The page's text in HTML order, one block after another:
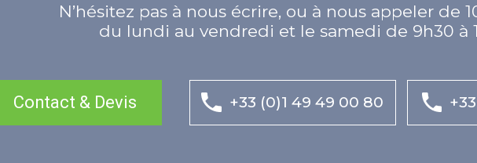
N’hésitez pas à nous écrire, ou à nous appeler de
du lundi au vendredi et le samedi de 9h30 à
Contact & Devis +33 (0)1 49 49 00 80